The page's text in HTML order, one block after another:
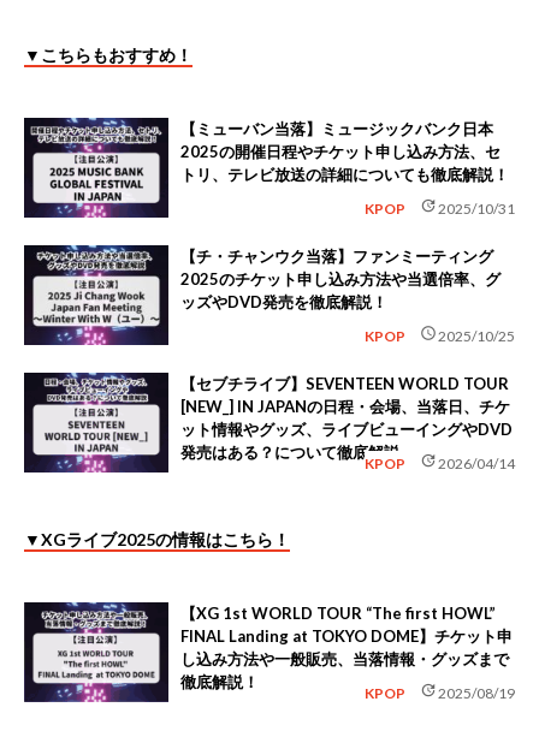
▼こちらもおすすめ！
【ミューバン当落】ミュージックバンク日本
2025の開催日程やチケット申し込み方法、セ
トリ、テレビ放送の詳細についても徹底解説！
KPOP update2025/10/31
【チ・チャンウク当落】ファンミーティング
2025のチケット申し込み方法や当選倍率、グ
ッズやDVD発売を徹底解説！
KPOP schedule2025/10/25
【セブチライブ】SEVENTEEN WORLD TOUR
[NEW_] IN JAPANの日程・会場、当落日、チケ
ット情報やグッズ、ライブビューイングやDVD
発売はある？について徹底解説
KPOP update2026/04/14
▼XGライブ2025の情報はこちら！
【XG 1st WORLD TOUR “The first HOWL”
FINAL Landing at TOKYO DOME】チケット申
し込み方法や一般販売、当落情報・グッズまで
徹底解説！
KPOP update2025/08/19